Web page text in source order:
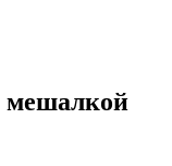
мешалкой